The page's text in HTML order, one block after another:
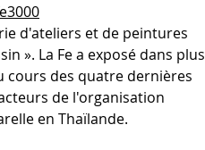
d'ateliers et de peintures
». La Fe a exposé dans plus
cours des quatre dernières
de l'organisation
en Thaïlande.